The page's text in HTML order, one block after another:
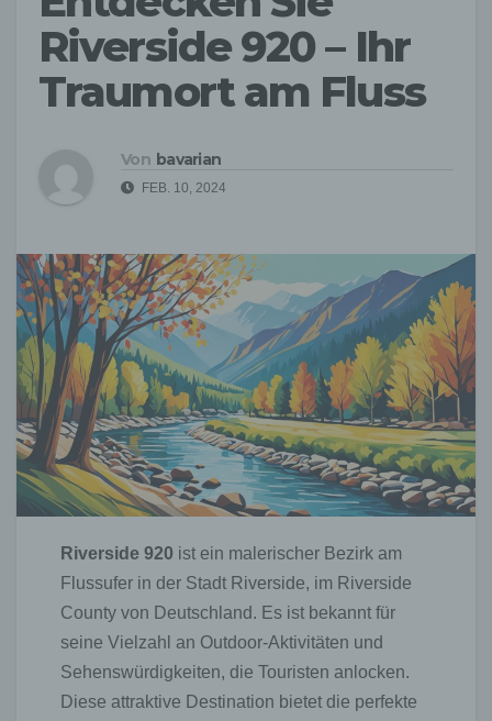
Riverside 920 – Ihr
Traumort am Fluss
Von bavarian
FEB. 10, 2024
Riverside 920 ist ein malerischer Bezirk am
Flussufer in der Stadt Riverside, im Riverside
County von Deutschland. Es ist bekannt für
seine Vielzahl an Outdoor-Aktivitäten und
Sehenswürdigkeiten, die Touristen anlocken.
Diese attraktive Destination bietet die perfekte